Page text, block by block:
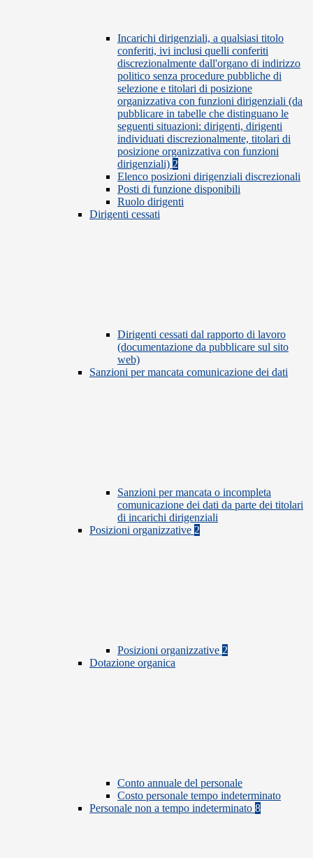
Incarichi dirigenziali, a qualsiasi titolo
conferiti, ivi inclusi quelli conferiti
discrezionalmente dall'organo di indirizzo
politico senza procedure pubbliche di
selezione e titolari di posizione
organizzativa con funzioni dirigenziali (da
pubblicare in tabelle che distinguano le
seguenti situazioni: dirigenti, dirigenti
individuati discrezionalmente, titolari di
posizione organizzativa con funzioni
dirigenziali) 2
Elenco posizioni dirigenziali discrezionali
Posti di funzione disponibili
Ruolo dirigenti
Dirigenti cessati
Dirigenti cessati dal rapporto di lavoro
(documentazione da pubblicare sul sito
web)
Sanzioni per mancata comunicazione dei dati
Sanzioni per mancata o incompleta
comunicazione dei dati da parte dei titolari
di incarichi dirigenziali
Posizioni organizzative 2
Posizioni organizzative 2
Dotazione organica
Conto annuale del personale
Costo personale tempo indeterminato
Personale non a tempo indeterminato 8